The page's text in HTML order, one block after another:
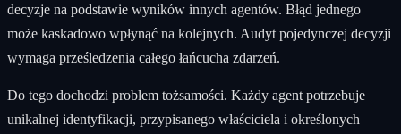
decyzje na podstawie wyników innych agentów. Błąd jednego
może kaskadowo wpłynąć na kolejnych. Audyt pojedynczej decyzji
wymaga prześledzenia całego łańcucha zdarzeń.
Do tego dochodzi problem tożsamości. Każdy agent potrzebuje
unikalnej identyfikacji, przypisanego właściciela i określonych